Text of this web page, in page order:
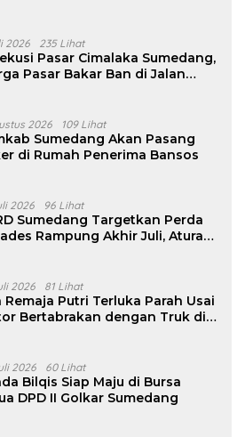
2026 235 Lihat
Pasar Cimalaka Sumedang,
Pasar Bakar Ban di Jalan
2026 109 Lihat
Sumedang Akan Pasang
di Rumah Penerima Bansos
2026 96 Lihat
Sumedang Targetkan Perda
Rampung Akhir Juli, Aturan
2026 81 Lihat
Remaja Putri Terluka Parah Usai
Bertabrakan dengan Truk di
2026 60 Lihat
Bilqis Siap Maju di Bursa
DPD II Golkar Sumedang